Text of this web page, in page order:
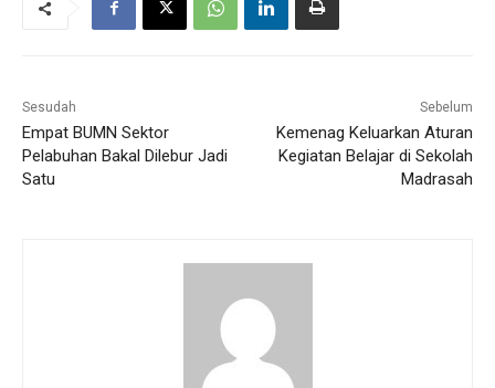
Sesudah
Empat BUMN Sektor
Pelabuhan Bakal Dilebur Jadi
Satu
Sebelum
Kemenag Keluarkan Aturan
Kegiatan Belajar di Sekolah
Madrasah